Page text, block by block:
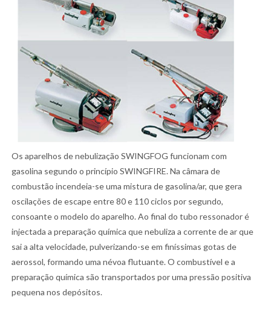
Os aparelhos de nebulização SWINGFOG funcionam com
gasolina segundo o princípio SWINGFIRE. Na câmara de
combustão incendeia-se uma mistura de gasolina/ar, que gera
oscilações de escape entre 80 e 110 ciclos por segundo,
consoante o modelo do aparelho. Ao final do tubo ressonador é
injectada a preparação química que nebuliza a corrente de ar que
sai a alta velocidade, pulverizando-se em finíssimas gotas de
aerossol, formando uma névoa flutuante. O combustível e a
preparação química são transportados por uma pressão positiva
pequena nos depósitos.